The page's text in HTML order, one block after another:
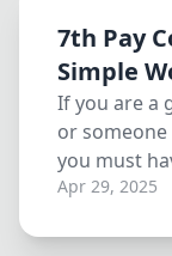
7th Pay
Simple
If you are a
or
you must
Apr 29, 2025